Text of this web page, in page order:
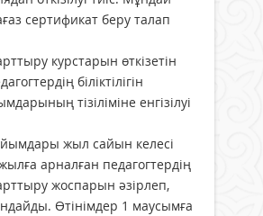
сертификат беру талап
арттыру курстарын өткізетін
біліктілігін
тізіліміне енгізілуі
жыл сайын келесі
жылға арналған педагогтердің
арттыру жоспарын әзірлеп,
Өтінімдер 1 маусымға